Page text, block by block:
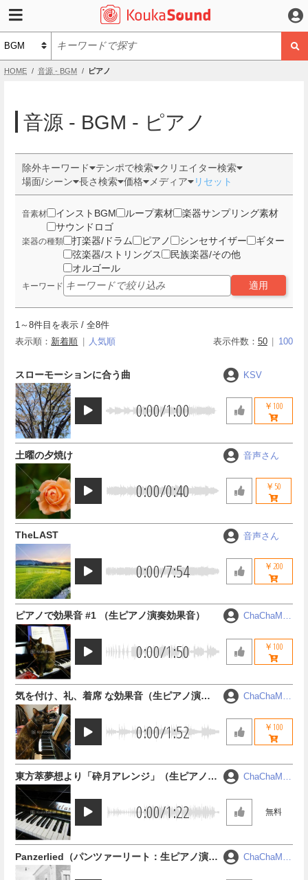
HOME 音源 - BGM ピアノ
音源 - BGM - ピアノ
除外キーワード テンポで検索 クリエイター検索
場面/シーン
長さ検索 価格 メディア リセット
音素材 インストBGM ループ素材
楽器サンプリング素材
サウンドロゴ
楽器の種類 打楽器/ドラム ピアノ シンセサイザー
ギター
弦楽器/ストリングス
民族楽器/その他
オルゴール
キーワード 適用
1 ～8件目を表示 / 全8件
表示順： 新着順 人気順 表示件数： 50 100
0:00/1:00
スローモーションに合う曲 KSV
￥100
0:00/0:40
土曜の夕焼け 音声さん
￥50
0:00/7:54
TheLAST 音声さん
￥200
0:00/1:50
ピアノで効果音 #1 （生ピアノ演奏効果音）
ChaChaMA
￥100
0:00/1:52
気を付け、礼、着席 な効果音（生ピアノ演奏
効果音）
ChaChaMA
￥100
0:00/1:22
東方萃夢想より「砕月アレンジ」（生ピアノ演
奏）
ChaChaMA
無料
Panzerlied（パンツァーリート：生ピアノ演
奏）
ChaChaMA